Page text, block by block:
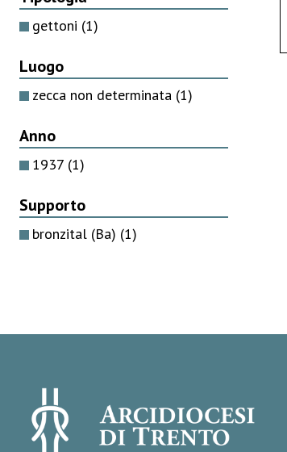
gettoni (1)
Luogo
zecca non determinata (1)
Anno
1937 (1)
Supporto
bronzital (Ba) (1)